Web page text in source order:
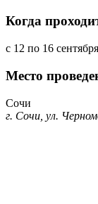
Когда
с 12 по 16
Место
Сочи
г. Сочи, ул.